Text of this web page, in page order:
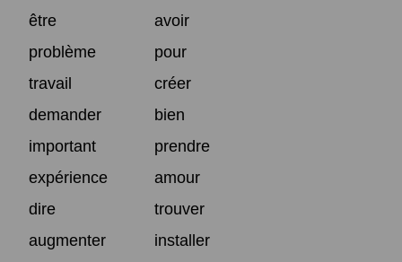
être
avoir
problème
pour
travail
créer
demander
bien
important
prendre
expérience
amour
dire
trouver
augmenter
installer